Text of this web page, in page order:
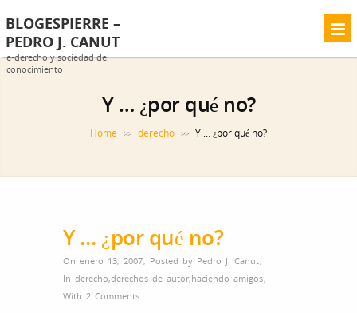
BLOGESPIERRE –
PEDRO J. CANUT
e-derecho y sociedad del
conocimiento
Y … ¿por qué no?
Home >> derecho >> Y … ¿por qué no?
Y … ¿por qué no?
On enero 13, 2007, Posted by Pedro J. Canut,
In derecho,derechos de autor,haciendo amigos,
With 2 Comments